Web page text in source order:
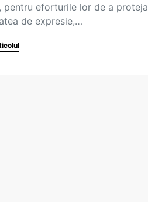
pentru eforturile lor de a proteja
de expresie,…